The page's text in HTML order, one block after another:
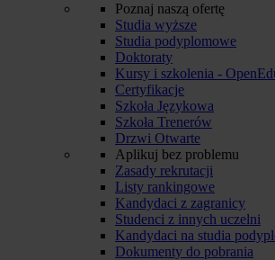
Poznaj naszą ofertę
Studia wyższe
Studia podyplomowe
Doktoraty
Kursy i szkolenia -
Certyfikacje
Szkoła Językowa
Szkoła Trenerów
Drzwi Otwarte
Aplikuj bez problemu
Zasady rekrutacji
Listy rankingowe
Kandydaci z zagranicy
Studenci z innych uczelni
Kandydaci na studia
Dokumenty do pobrania